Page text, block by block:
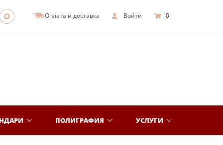
Оплата и доставка Войти 0
ПОЛИГРАФИЯ УСЛУГИ